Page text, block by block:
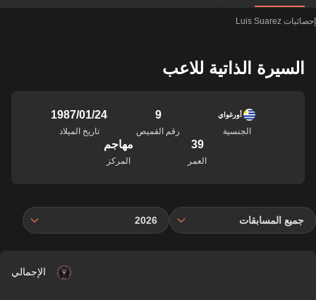
إحصائيات Luis Suarez
السيرة الذاتية للاعب
أورغواي
الجنسية
9
رقم القميص
24‏/01‏/1987
تاريخ الميلاد
39
العمر
مهاجم
المركز
جميع المسابقات 2026
الإجمالي